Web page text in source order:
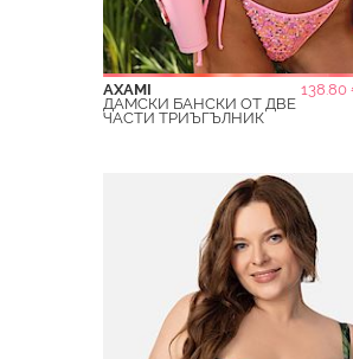
AXAMI
138.80
ДАМСКИ БАНСКИ ОТ ДВЕ
ЧАСТИ ТРИЪГЪЛНИК